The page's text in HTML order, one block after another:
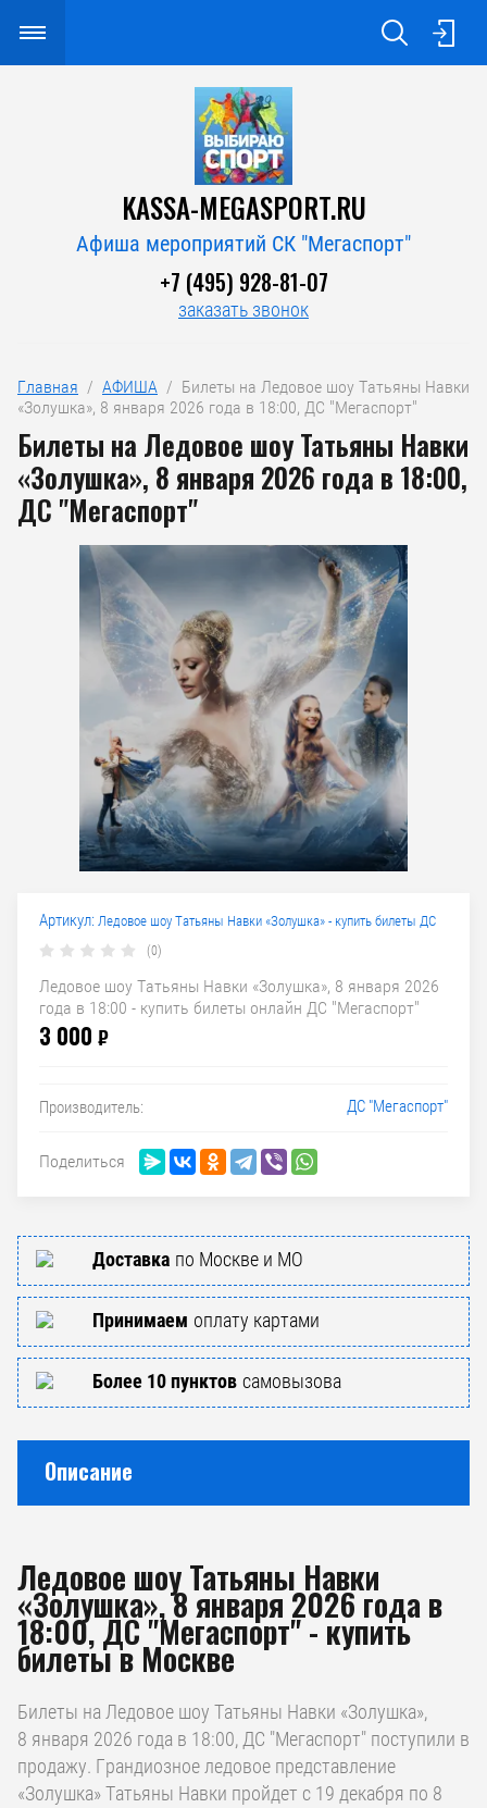
KASSA-MEGASPORT.RU
Афиша мероприятий СК "Мегаспорт"
+7 (495) 928-81-07
заказать звонок
Главная
  /
АФИША
  /  Билеты на Ледовое шоу Татьяны Навки
«Золушка», 8 января 2026 года в 18:00, ДС "Мегаспорт"
Билеты на Ледовое шоу Татьяны Навки
«Золушка», 8 января 2026 года в 18:00,
ДС "Мегаспорт"
Артикул: Ледовое шоу Татьяны Навки «Золушка» - купить билеты ДС
(0)
Ледовое шоу Татьяны Навки «Золушка», 8 января 2026
года в 18:00 - купить билеты онлайн ДС "Мегаспорт"
3 000 ₽
Производитель: ДС "Мегаспорт"
Поделиться
Доставка по Москве и МО
Принимаем оплату картами
Более 10 пунктов самовызова
Описание
Ледовое шоу Татьяны Навки
«Золушка», 8 января 2026 года в
18:00, ДС "Мегаспорт" - купить
билеты в Москве
Билеты на Ледовое шоу Татьяны Навки «Золушка»,
8 января 2026 года в 18:00, ДС "Мегаспорт" поступили в
продажу. Грандиозное ледовое представление
«Золушка» Татьяны Навки пройдет с 19 декабря по 8